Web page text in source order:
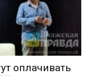
оплачивать